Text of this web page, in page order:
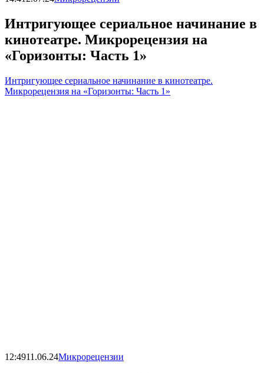
Интригующее сериальное начинание в
кинотеатре. Микрорецензия на
«Горизонты: Часть 1»
Интригующее сериальное начинание в кинотеатре.
Микрорецензия на «Горизонты: Часть 1»
12:4911.06.24Микрорецензии